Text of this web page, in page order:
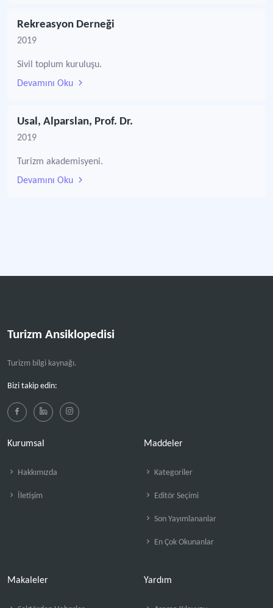
Rekreasyon Derneği
2019
Sivil toplum kuruluşu.
Devamını Oku
Usal, Alparslan, Prof. Dr.
2019
Turizm akademisyeni.
Devamını Oku
Turizm Ansiklopedisi
Turizm bilgi kaynağı.
Bizi takip edin:
Kurumsal
Hakkımızda
İletişim
Maddeler
Kategoriler
Editör Seçimi
Son Yayımlananlar
En Çok Okunanlar
Makaleler Yardım